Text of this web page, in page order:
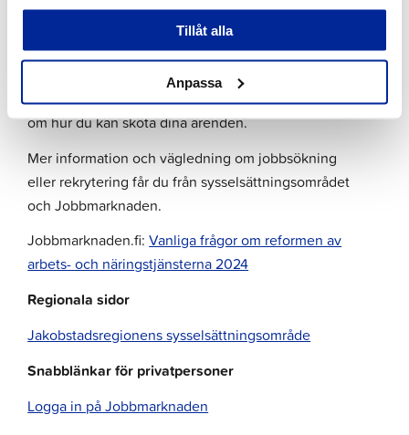
Tillåt alla
Anpassa
tjänster och lediga jobb. När du loggar in på
Jobbmarknaden kan du till exempel skapa en
jobbsökarprofil eller en platsannons. På
Jobbmarknaden hittar du också utförliga anvisningar
om hur du kan sköta dina ärenden.
Mer information och vägledning om jobbsökning
eller rekrytering får du från sysselsättningsområdet
och Jobbmarknaden.
Jobbmarknaden.fi:Vanliga frågor om reformen av
arbets- och näringstjänsterna 2024
Regionala sidor
Jakobstadsregionens sysselsättningsområde
Snabblänkar för privatpersoner
Logga in på Jobbmarknaden